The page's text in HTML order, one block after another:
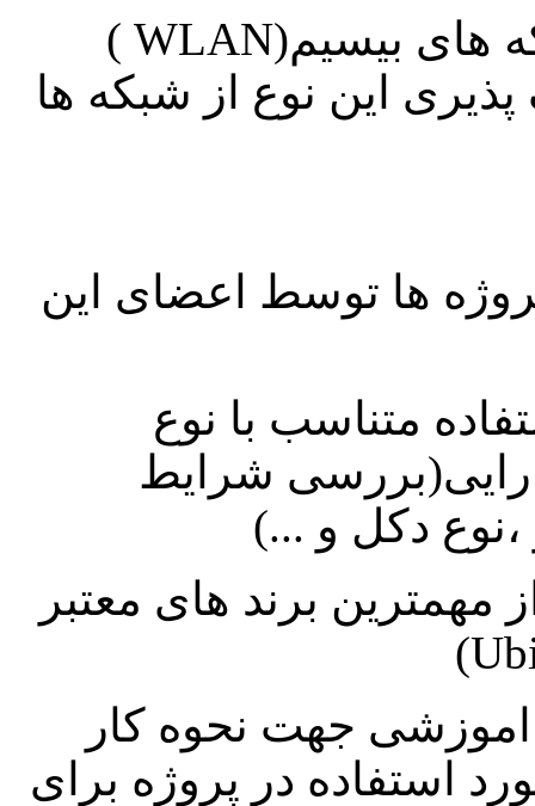
از مهمترین دلایل استفاده از شبکه های بیسیم(WLAN )
این نوع از شبکه ها
ها توسط اعضای این
متناسب با نوع
شرایط
دکل و ...)
برند های معتبر
اموزشی جهت نحوه کار
استفاده در پروژه برای